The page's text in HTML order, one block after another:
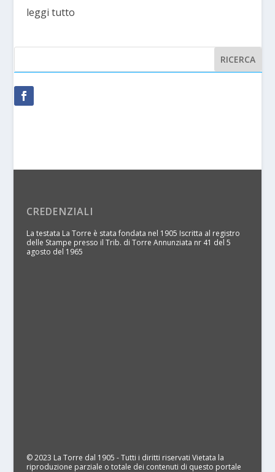
leggi tutto
CREDENZIALI
La testata La Torre è stata fondata nel 1905 Iscritta al registro
delle Stampe presso il Trib. di Torre Annunziata nr 41 del 5
agosto del 1965
© 2023 La Torre dal 1905 - Tutti i diritti riservati Vietata la
riproduzione parziale o totale dei contenuti di questo portale